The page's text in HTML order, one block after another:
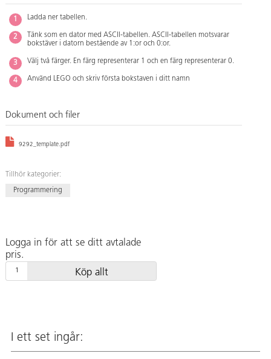
Ladda ner tabellen.
Tänk som en dator med ASCII-tabellen. ASCII-tabellen motsvarar
bokstäver i datorn bestående av 1:or och 0:or.
Välj två färger. En färg representerar 1 och en färg representerar 0.
Använd LEGO och skriv första bokstaven i ditt namn
Dokument och filer
9292_template.pdf
Tillhör kategorier:
Programmering
Logga in för att se ditt avtalade
pris.
Köp allt
I ett set ingår: